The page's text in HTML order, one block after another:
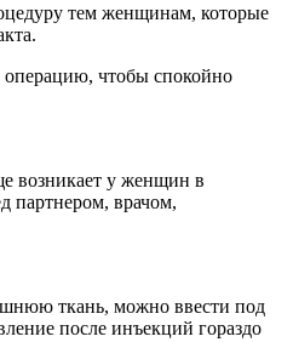
тем женщинам, которые
операцию, чтобы спокойно
возникает у женщин в
партнером, врачом,
ткань, можно ввести под
после инъекций гораздо